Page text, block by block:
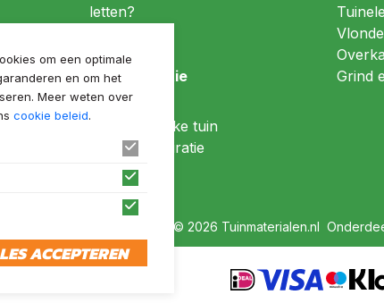
letten?
Tuininspiratie
Ibiza tuin
Luxe landelijke tuin
Alle tuininspiratie
Grind
© 2026 Tuinmaterialen.nl
om een optimale
en om het
Meer weten over
cookie beleid.
ACCEPTEREN